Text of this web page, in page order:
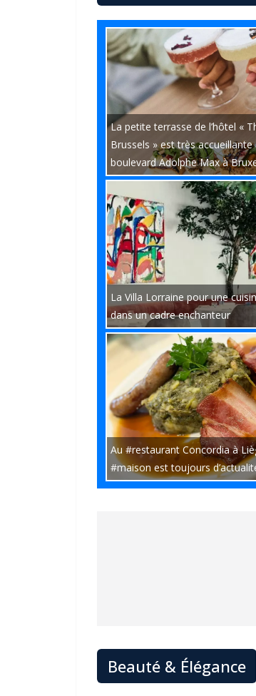
La petite terrasse de l’hôtel «
Brussels » est très accueillante
boulevard Adolphe Max à
La Villa Lorraine pour une
dans un cadre enchanteur
Au #restaurant Concordia à
#maison est toujours
Beauté & Élégance